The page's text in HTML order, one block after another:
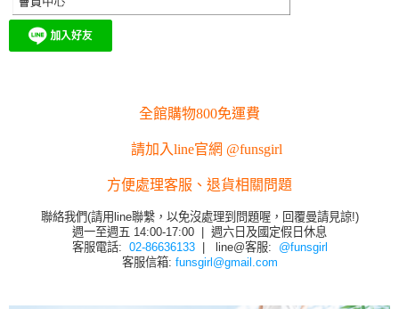
全館購物800免運費
請加入line官網 @funsgirl
方便處理客服、退貨相關問題
聯絡我們(請用line聯繫，以免沒處理到問題喔，回覆曼請見諒!)
週一至週五 14:00-17:00 | 週六日及國定假日休息
客服電話: 02-86636133| line@客服: @funsgirl
客服信箱: funsgirl@gmail.com